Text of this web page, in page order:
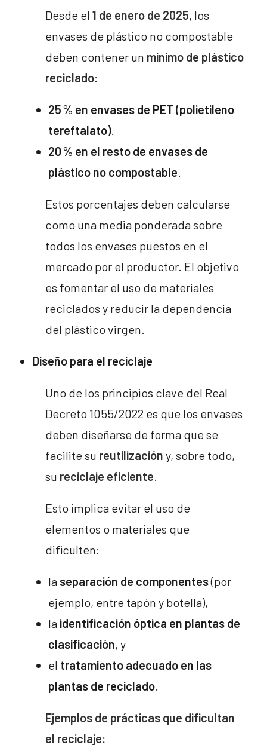
Desde el 1 de enero de 2025, los
envases de plástico no compostable
deben contener un mínimo de plástico
reciclado:
25% en envases de PET (polietileno
tereftalato).
20% en el resto de envases de
plástico no compostable.
Estos porcentajes deben calcularse
como una media ponderada sobre
todos los envases puestos en el
mercado por el productor. El objetivo
es fomentar el uso de materiales
reciclados y reducir la dependencia
del plástico virgen.
Diseño para el reciclaje
Uno de los principios clave del Real
Decreto 1055/2022 es que los envases
deben diseñarse de forma que se
facilite su reutilización y, sobre todo,
su reciclaje eficiente.
Esto implica evitar el uso de
elementos o materiales que
dificulten:
la separación de componentes(por
ejemplo, entre tapón y botella),
la identificación óptica en plantas de
clasificación, y
el tratamiento adecuado en las
plantas de reciclado.
Ejemplos de prácticas que dificultan
el reciclaje: